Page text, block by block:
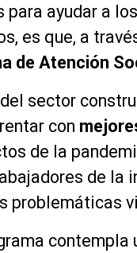
para ayudar a
es que, a
de Atención
sector
con
de la
de la
problemáticas